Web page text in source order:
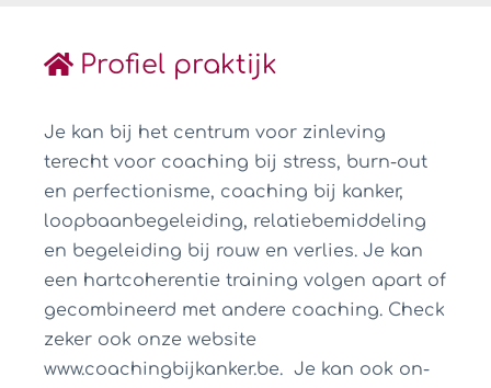
Profiel praktijk
Je kan bij het centrum voor zinleving
terecht voor coaching bij stress, burn-out
en perfectionisme, coaching bij kanker,
loopbaanbegeleiding, relatiebemiddeling
en begeleiding bij rouw en verlies. Je kan
een hartcoherentie training volgen apart of
gecombineerd met andere coaching. Check
zeker ook onze website
www.coachingbijkanker.be. Je kan ook on-